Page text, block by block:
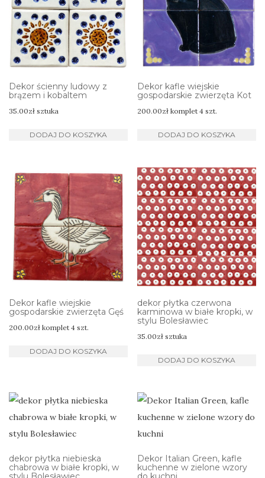
Dekor ścienny ludowy z
brązem i kobaltem
35.00zł sztuka
DODAJ DO KOSZYKA
Dekor kafle wiejskie
gospodarskie zwierzęta Kot
200.00zł komplet 4 szt.
DODAJ DO KOSZYKA
Dekor kafle wiejskie
gospodarskie zwierzęta Gęś
200.00zł komplet 4 szt.
DODAJ DO KOSZYKA
dekor płytka czerwona
karminowa w białe kropki, w
stylu Bolesławiec
35.00zł sztuka
DODAJ DO KOSZYKA
dekor płytka niebieska
chabrowa w białe kropki, w
Dekor Italian Green, kafle
kuchenne w zielone wzory